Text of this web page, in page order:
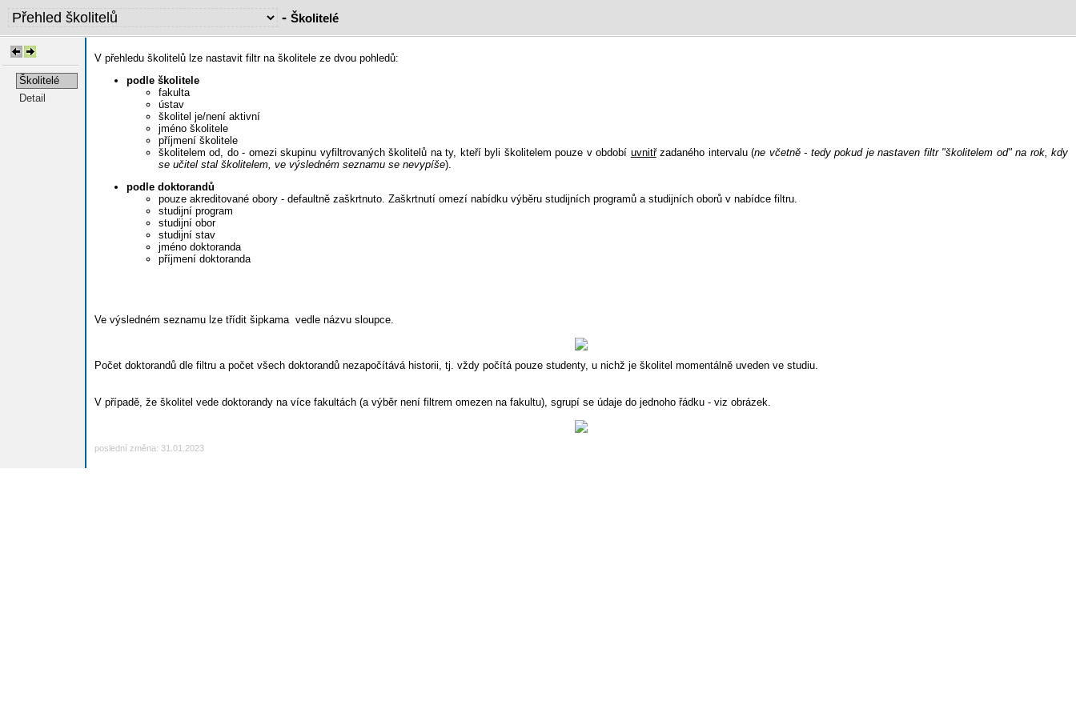
- Školitelé
Školitelé
Detail
V přehledu školitelů lze nastavit filtr na školitele ze dvou pohledů:
podle školitele
fakulta
ústav
školitel je/není aktivní
jméno školitele
příjmení školitele
školitelem od, do - omezi skupinu vyfiltrovaných školitelů na ty, kteří byli školitelem pouze v období uvnitřzadaného intervalu (ne včetně - tedy pokud je nastaven filtr "školitelem od" na rok, kdy
se učitel stal školitelem, ve výsledném seznamu se nevypíše).
podle doktorandů
pouze akreditované obory - defaultně zaškrtnuto. Zaškrtnutí omezí nabídku výběru studijních programů a studijních oborů v nabídce filtru.
studijní program
studijní obor
studijní stav
jméno doktoranda
příjmení doktoranda
Ve výsledném seznamu lze třídit šipkama vedle názvu sloupce.
Počet doktorandů dle filtru a počet všech doktorandů nezapočítává historii, tj. vždy počítá pouze studenty, u nichž je školitel momentálně uveden ve studiu.
V případě, že školitel vede doktorandy na více fakultách (a výběr není filtrem omezen na fakultu), sgrupí se údaje do jednoho řádku - viz obrázek.
poslední změna: 31.01.2023